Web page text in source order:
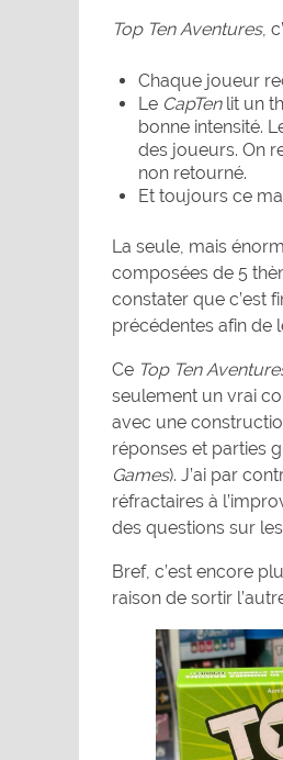
Top Ten Aventures,
Chaque joueur
Le CapTenlit un
bonne intensité.
des joueurs. On
non retourné.
Et toujours ce
La seule, mais
composées de 5
constater que c’est
précédentes afin de
Ce Top Ten
seulement un vrai
avec une
réponses et parties
Games). J’ai par
réfractaires à
des questions sur
Bref, c’est encore
raison de sortir